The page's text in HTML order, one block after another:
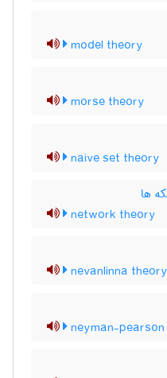
model theory
morse theory
naive set theory
ها
network theory
nevanlinna theory
neyman-